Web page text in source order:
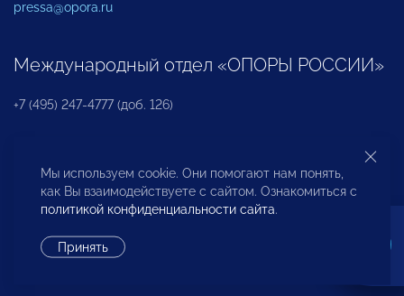
pressa@opora.ru
Международный отдел «ОПОРЫ РОССИИ»
+7 (495) 247-4777 (доб. 126)
Бюро по защите прав предпринимателей и
инвесторов
Мы используем cookie. Они помогают нам понять,
как Вы взаимодействуете с сайтом. Ознакомиться с
политикой конфиденциальности сайта.
Принять